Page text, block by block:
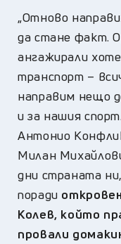
„Отново
да стане факт.
ангажирали
транспорт –
направим нещо
и за нашия
Антонио
Милан
дни страната
поради
Колев, който
провали